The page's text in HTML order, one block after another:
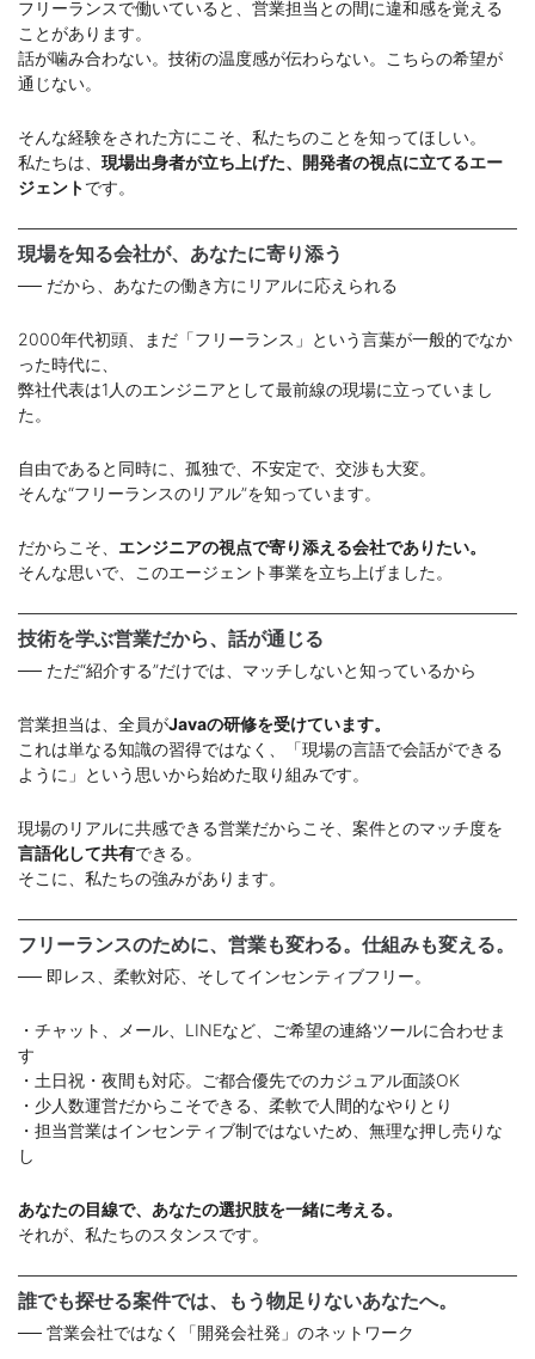
フリーランスで働いていると、営業担当との間に違和感を覚える
ことがあります。
話が噛み合わない。技術の温度感が伝わらない。こちらの希望が
通じない。
そんな経験をされた方にこそ、私たちのことを知ってほしい。
私たちは、 現場出身者が立ち上げた、開発者の視点に立てるエー
ジェントです。
現場を知る会社が、あなたに寄り添う
── だから、あなたの働き方にリアルに応えられる
2000年代初頭、まだ「フリーランス」という言葉が一般的でなか
った時代に、
弊社代表は1人のエンジニアとして最前線の現場に立っていまし
た。
自由であると同時に、孤独で、不安定で、交渉も大変。
そんな“フリーランスのリアル”を知っています。
だからこそ、 エンジニアの視点で寄り添える会社でありたい。
そんな思いで、このエージェント事業を立ち上げました。
技術を学ぶ営業だから、話が通じる
── ただ“紹介する”だけでは、マッチしないと知っているから
営業担当は、全員がJavaの研修を受けています。
これは単なる知識の習得ではなく、「現場の言語で会話ができる
ように」という思いから始めた取り組みです。
現場のリアルに共感できる営業だからこそ、案件とのマッチ度を
言語化して共有できる。
そこに、私たちの強みがあります。
フリーランスのために、営業も変わる。仕組みも変える。
── 即レス、柔軟対応、そしてインセンティブフリー。
・チャット、メール、LINEなど、ご希望の連絡ツールに合わせま
す
・土日祝・夜間も対応。ご都合優先でのカジュアル面談OK
・少人数運営だからこそできる、柔軟で人間的なやりとり
・担当営業はインセンティブ制ではないため、無理な押し売りな
し
あなたの目線で、あなたの選択肢を一緒に考える。
それが、私たちのスタンスです。
誰でも探せる案件では、もう物足りないあなたへ。
── 営業会社ではなく「開発会社発」のネットワーク